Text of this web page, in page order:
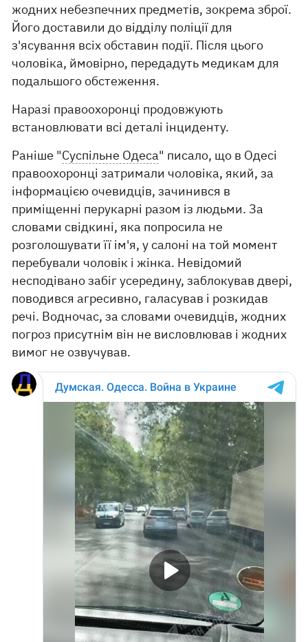
жодних небезпечних предметів, зокрема зброї.
Його доставили до відділу поліції для
з'ясування всіх обставин події. Після цього
чоловіка, ймовірно, передадуть медикам для
подальшого обстеження.
Наразі правоохоронці продовжують
встановлювати всі деталі інциденту.
Раніше "Суспільне Одеса" писало, що в Одесі
правоохоронці затримали чоловіка, який, за
інформацією очевидців, зачинився в
приміщенні перукарні разом із людьми. За
словами свідкині, яка попросила не
розголошувати її ім'я, у салоні на той момент
перебували чоловік і жінка. Невідомий
несподівано забіг усередину, заблокував двері,
поводився агресивно, галасував і розкидав
речі. Водночас, за словами очевидців, жодних
погроз присутнім він не висловлював і жодних
вимог не озвучував.